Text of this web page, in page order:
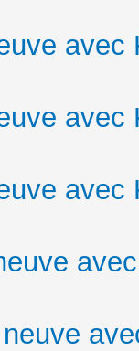
avec
avec
avec